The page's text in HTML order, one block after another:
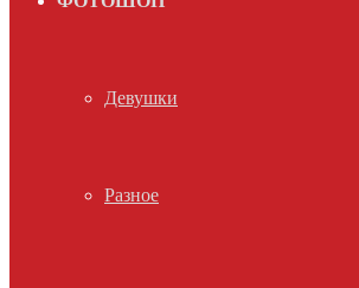
Девушки
Разное